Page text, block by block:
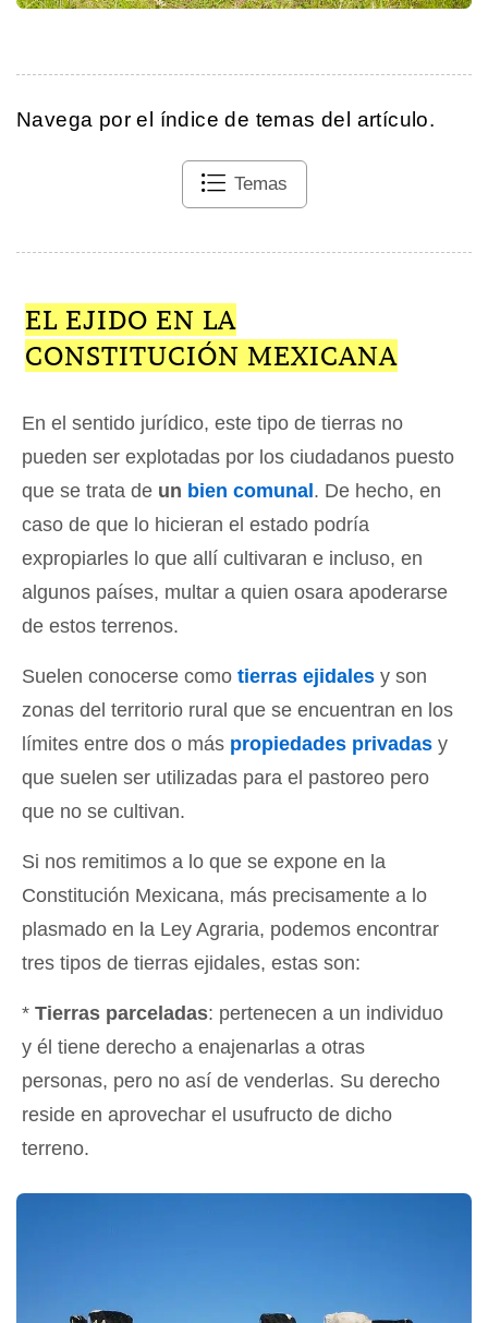
Navega por el índice de temas del artículo.
Temas
EL EJIDO EN LA
CONSTITUCIÓN MEXICANA
En el sentido jurídico, este tipo de tierras no
pueden ser explotadas por los ciudadanos puesto
que se trata de un bien comunal . De hecho, en
caso de que lo hicieran el estado podría
expropiarles lo que allí cultivaran e incluso, en
algunos países, multar a quien osara apoderarse
de estos terrenos.
Suelen conocerse como tierras ejidales y son
zonas del territorio rural que se encuentran en los
límites entre dos o más propiedades privadas y
que suelen ser utilizadas para el pastoreo pero
que no se cultivan.
Si nos remitimos a lo que se expone en la
Constitución Mexicana, más precisamente a lo
plasmado en la Ley Agraria, podemos encontrar
tres tipos de tierras ejidales, estas son:
* Tierras parceladas: pertenecen a un individuo
y él tiene derecho a enajenarlas a otras
personas, pero no así de venderlas. Su derecho
reside en aprovechar el usufructo de dicho
terreno.